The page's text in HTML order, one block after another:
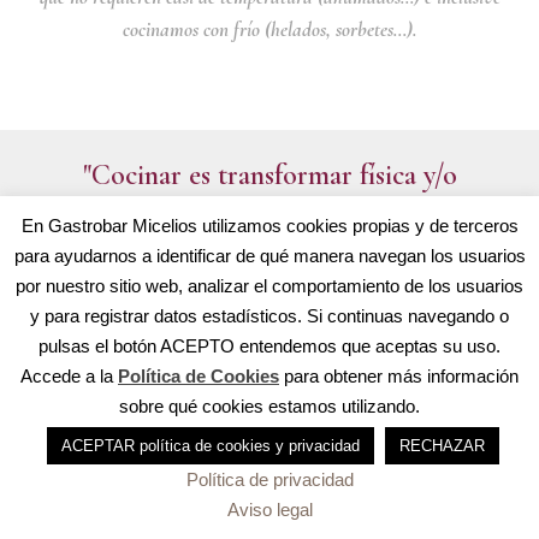
cocinamos con frío (helados, sorbetes…).
"Cocinar es transformar física y/o
químicamente un alimento"
© Copyright 2020 Gastrobar Micelios · Powered by
Política de Cookies·
En Gastrobar Micelios utilizamos cookies propias y de terceros
para ayudarnos a identificar de qué manera navegan los usuarios
por nuestro sitio web, analizar el comportamiento de los usuarios
y para registrar datos estadísticos. Si continuas navegando o
pulsas el botón ACEPTO entendemos que aceptas su uso.
Accede a la Política de Cookies para obtener más información
sobre qué cookies estamos utilizando.
ACEPTAR política de cookies y privacidad RECHAZAR
Política de privacidad
Aviso legal